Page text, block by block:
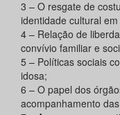
3 – O resgate de
identidade cultural
4 – Relação de
convívio familiar e
5 – Políticas sociais
idosa;
6 – O papel dos
acompanhamento